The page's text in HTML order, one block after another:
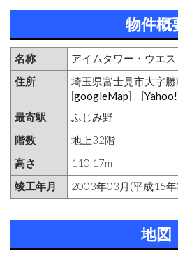
物件概
名称
アイムタワー・ウエス
住所
埼玉県富士見市大字勝
[googleMap] [Yahoo!
最寄駅
ふじみ野
階数
地上32階
高さ
110.17m
竣工年月
2003年03月(平成15
地図